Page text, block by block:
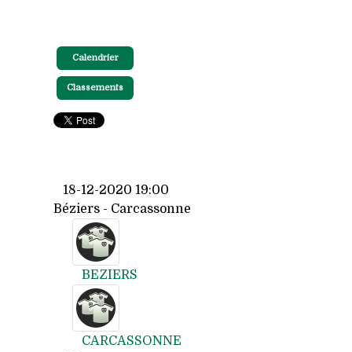
Calendrier
Classements
18-12-2020 19:00
Béziers - Carcassonne
BEZIERS
CARCASSONNE